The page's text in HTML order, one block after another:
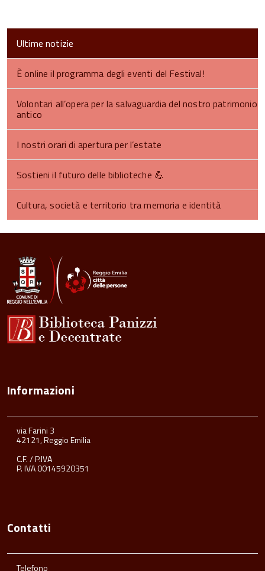
Ultime notizie
È online il programma degli eventi del Festival!
Volontari all’opera per la salvaguardia del nostro patrimonio
antico
I nostri orari di apertura per l’estate
Sostieni il futuro delle biblioteche 💪​
Cultura, società e territorio tra memoria e identità
Informazioni
via Farini 3
42121, Reggio Emilia
C.F. / P.IVA
P. IVA 00145920351
Contatti
Telefono